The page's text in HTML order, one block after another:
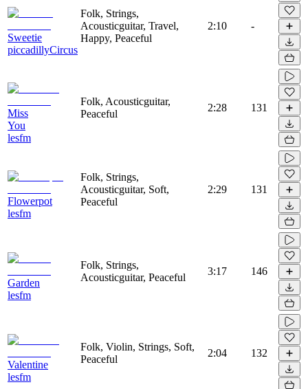
Sweetie
piccadillyCircus
Folk, Strings,
Acousticguitar, Travel,
Happy, Peaceful
2:10 -
Miss
You
lesfm
Folk, Acousticguitar,
Peaceful
2:28 131
Flowerpot
lesfm
Folk, Strings,
Acousticguitar, Soft,
Peaceful
2:29 131
Garden
lesfm
Folk, Strings,
Acousticguitar, Peaceful
3:17 146
Valentine
lesfm
Folk, Violin, Strings, Soft,
Peaceful
2:04 132